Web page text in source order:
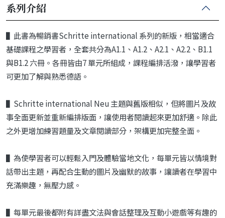
系列介紹
▌此書為暢銷書Schritte international 系列的新版，相當適合
基礎課程之學習者，全套共分為A1.1、A1.2、A2.1、A2.2、B1.1
與B1.2 六冊。各冊皆由7 單元所組成，課程編排活潑，讓學習者
可更加了解與熟悉德語。
▌Schritte international Neu 主題與舊版相似，但將圖片及故
事全面更新並重新編排版面，讓使用者閱讀起來更加舒適。除此
之外更增加練習題量及文章閱讀部分，架構更加完整全面。
▌為使學習者可以輕鬆入門及體驗當地文化，每單元皆以情境對
話帶出主題，再配合生動的圖片及幽默的故事，讓讀者在學習中
充滿樂趣，無壓力感。
▌每單元最後都附有詳盡文法與會話整理及互動小遊戲等有趣的